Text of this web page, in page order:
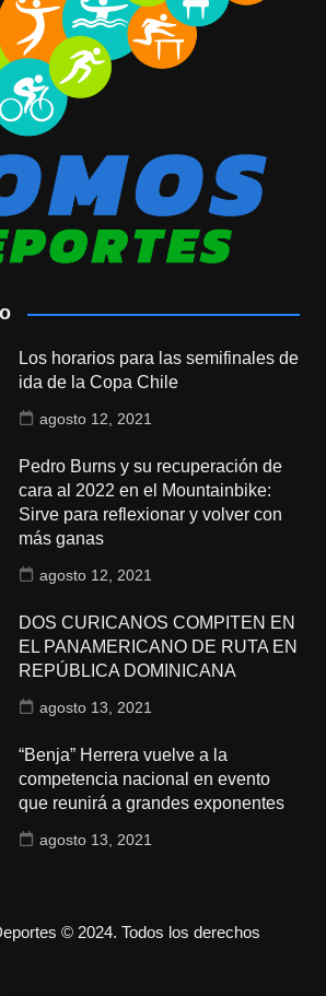
Los horarios para las semifinales de
ida de la Copa Chile
agosto 12, 2021
Pedro Burns y su recuperación de
cara al 2022 en el Mountainbike:
Sirve para reflexionar y volver con
más ganas
agosto 12, 2021
DOS CURICANOS COMPITEN EN
EL PANAMERICANO DE RUTA EN
REPÚBLICA DOMINICANA
agosto 13, 2021
“Benja” Herrera vuelve a la
competencia nacional en evento
que reunirá a grandes exponentes
agosto 13, 2021
© 2024. Todos los derechos